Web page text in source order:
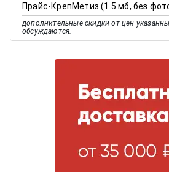
Прайс-КрепМетиз (1.5 мб, без
дополнительные скидки от цен
обсуждаются.